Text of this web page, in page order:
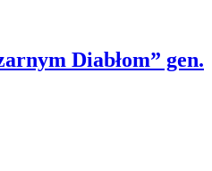
Diabłom” gen.